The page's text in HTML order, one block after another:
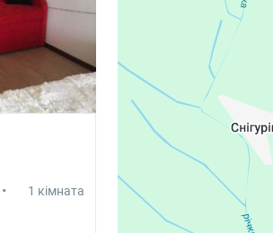
• 1 кімната